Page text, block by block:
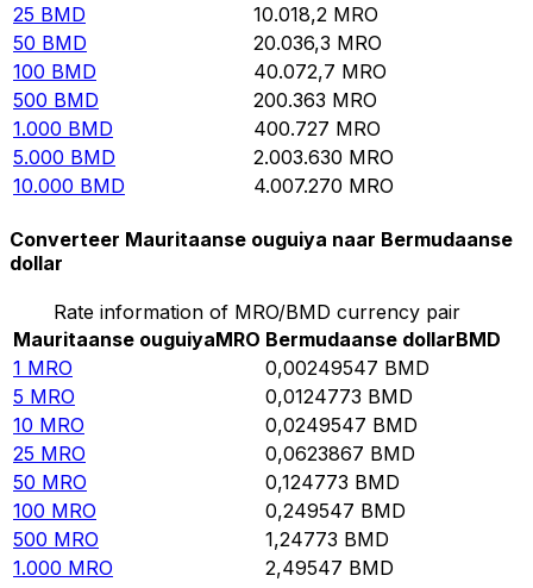
25 BMD 10.018,2 MRO
50 BMD 20.036,3 MRO
100 BMD 40.072,7 MRO
500 BMD 200.363 MRO
1.000 BMD 400.727 MRO
5.000 BMD 2.003.630 MRO
10.000 BMD 4.007.270 MRO
Converteer Mauritaanse ouguiya naar Bermudaanse
dollar
Rate information of MRO/BMD currency pair
Mauritaanse ouguiyaMRO Bermudaanse dollarBMD
1 MRO 0,00249547 BMD
5 MRO 0,0124773 BMD
10 MRO 0,0249547 BMD
25 MRO 0,0623867 BMD
50 MRO 0,124773 BMD
100 MRO 0,249547 BMD
500 MRO 1,24773 BMD
1.000 MRO 2,49547 BMD